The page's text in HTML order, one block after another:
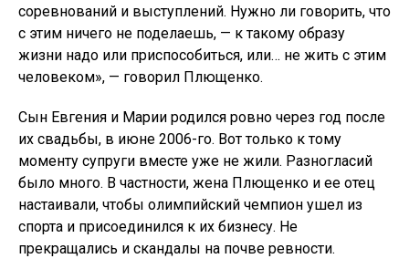
соревнований и выступлений. Нужно ли говорить, что
с этим ничего не поделаешь, — к такому образу
жизни надо или приспособиться, или… не жить с этим
человеком», — говорил Плющенко.
Сын Евгения и Марии родился ровно через год после
их свадьбы, в июне 2006-го. Вот только к тому
моменту супруги вместе уже не жили. Разногласий
было много. В частности, жена Плющенко и ее отец
настаивали, чтобы олимпийский чемпион ушел из
спорта и присоединился к их бизнесу. Не
прекращались и скандалы на почве ревности.